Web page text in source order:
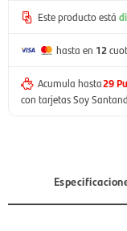
Este producto está
hasta en 12
Acumula hasta29
con tarjetas Soy